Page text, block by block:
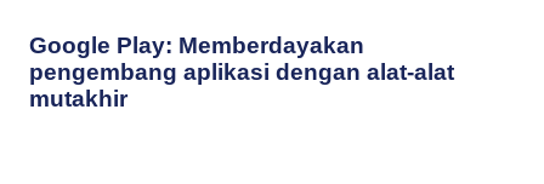
Google Play: Memberdayakan
pengembang aplikasi dengan alat-alat
mutakhir